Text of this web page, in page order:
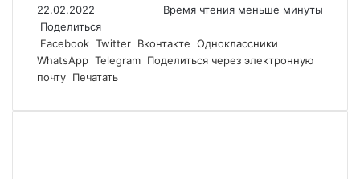
22.02.2022
Время чтения меньше минуты
Поделиться
Facebook Twitter Вконтакте Одноклассники
WhatsApp Telegram Поделиться через электронную
почту Печатать